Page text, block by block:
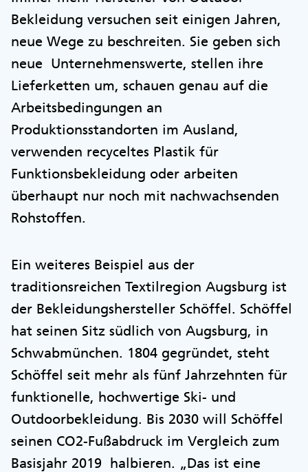
Bekleidung versuchen seit einigen Jahren,
neue Wege zu beschreiten. Sie geben sich
neue Unternehmenswerte, stellen ihre
Lieferketten um, schauen genau auf die
Arbeitsbedingungen an
Produktionsstandorten im Ausland,
verwenden recyceltes Plastik für
Funktionsbekleidung oder arbeiten
überhaupt nur noch mit nachwachsenden
Rohstoffen.
Ein weiteres Beispiel aus der
traditionsreichen Textilregion Augsburg ist
der Bekleidungshersteller Schöffel. Schöffel
hat seinen Sitz südlich von Augsburg, in
Schwabmünchen. 1804 gegründet, steht
Schöffel seit mehr als fünf Jahrzehnten für
funktionelle, hochwertige Ski- und
Outdoorbekleidung. Bis 2030 will Schöffel
seinen CO2-Fußabdruck im Vergleich zum
Basisjahr 2019 halbieren. „Das ist eine